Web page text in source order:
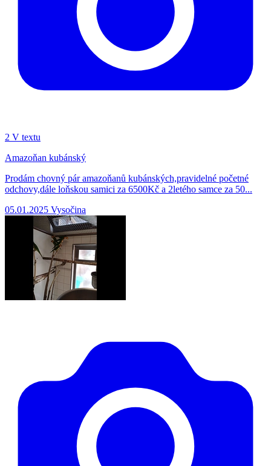
2 V textu
Amazoňan kubánský
Prodám chovný pár amazoňanů kubánských,pravidelné početné
odchovy,dále loňskou samici za 6500Kč a 2letého samce za 50...
05.01.2025 Vysočina